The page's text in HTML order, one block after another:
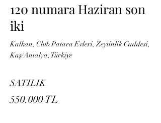
120 numara Haziran son
iki
Kalkan, Club Patara Evleri, Zeytinlik Caddesi,
Kaş/Antalya, Türkiye
SATILIK
550.000 TL